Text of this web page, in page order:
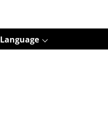
Language